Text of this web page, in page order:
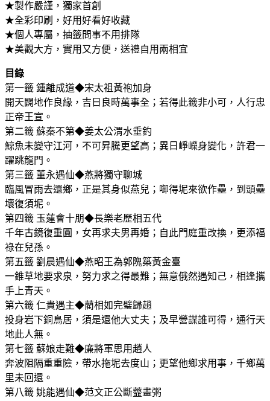
★製作嚴謹，獨家首創
★全彩印刷，好用好看好收藏
★個人專屬，抽籤問事不用排隊
★美觀大方，實用又方便，送禮自用兩相宜
目錄
第一籤 鍾離成道◆宋太祖黃袍加身
開天闢地作良緣，吉日良時萬事全；若得此籤非小可，人行忠
正帝王宣。
第二籤 蘇秦不第◆姜太公渭水垂釣
鯨魚未變守江河，不可昇騰更望高；異日崢嶸身變化，許君一
躍跳龍門。
第三籤 董永遇仙◆燕將獨守聊城
臨風冒雨去還鄉，正是其身似燕兒；啣得坭來欲作壘，到頭壘
壞復須坭。
第四籤 玉蓮會十朋◆長樂老歷相五代
千年古鏡復重圓，女再求夫男再婚；自此門庭重改換，更添福
祿在兒孫。
第五籤 劉晨遇仙◆燕昭王為郭隗築黃金臺
一錐草地要求泉，努力求之得最難；無意俄然遇知己，相逢攜
手上青天。
第六籤 仁貴遇主◆藺相如完璧歸趙
投身岩下銅鳥居，須是還他大丈夫；及早營謀誰可得，通行天
地此人無。
第七籤 蘇娘走難◆廉將軍思用趙人
奔波阻隔重重險，帶水拖坭去度山；更望他鄉求用事，千鄉萬
里未回還。
第八籤 姚能遇仙◆范文正公斷虀畫粥